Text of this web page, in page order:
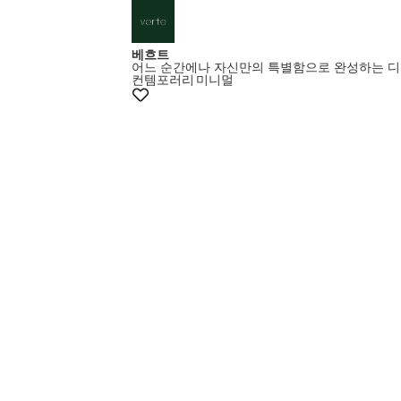
베흐트
어느 순간에나 자신만의 특별함으로 완성하는
컨템포러리 미니멀